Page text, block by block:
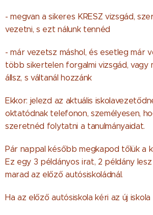
- megvan a sikeres KRESZ vizsgád,
vezetni, s ezt nálunk tennéd
- már vezetsz máshol, és esetleg már
több sikertelen forgalmi vizsgád, vagy
állsz, s váltanál hozzánk
Ekkor: jelezd az aktuális
oktatódnak telefonon, személyesen,
szeretnéd folytatni a tanulmányaidat.
Pár nappal később megkapod tőlük a
Ez egy 3 példányos irat, 2 példány
marad az előző autósiskoládnál.
Ha az előző autósiskola kéri az új iskola